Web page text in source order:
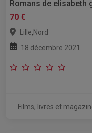
Romans de elisabeth
70 €
Lille,Nord
18 décembre 2021
Films, livres et